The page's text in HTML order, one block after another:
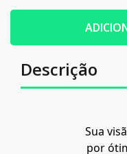
Descrição
Sua
por